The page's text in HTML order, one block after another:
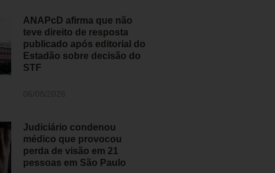
ANAPcD afirma que não
teve direito de resposta
publicado após editorial do
Estadão sobre decisão do
STF
Judiciário condenou
médico que provocou
perda de visão em 21
pessoas em São Paulo